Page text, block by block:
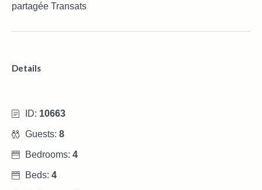
partagée Transats
Details
ID: 10663
Guests: 8
Bedrooms: 4
Beds: 4